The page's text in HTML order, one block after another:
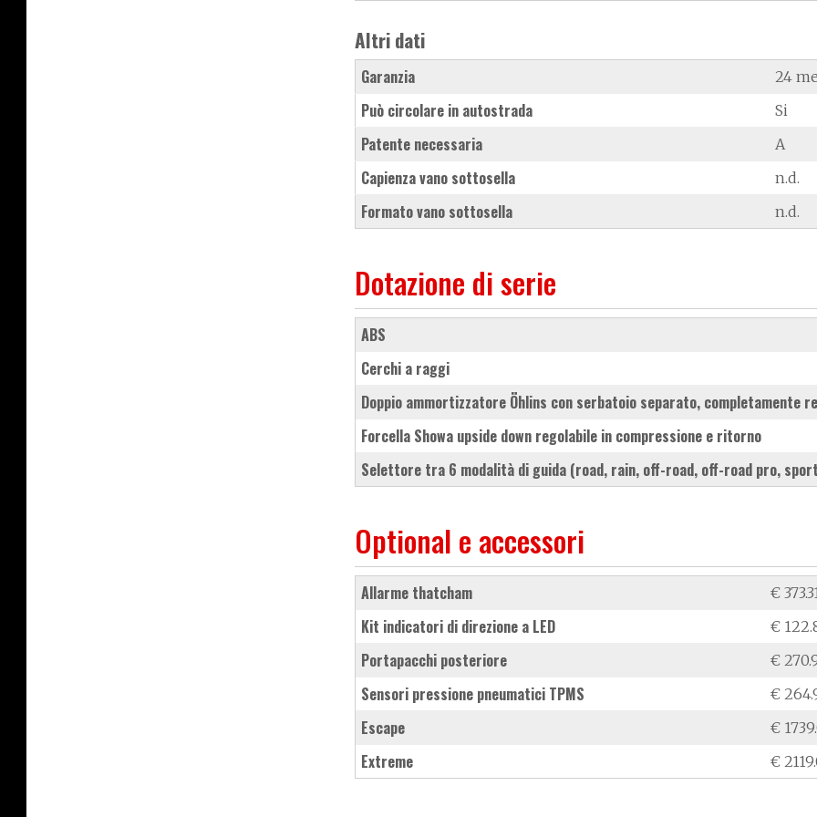
Altri dati
Garanzia 24
Può circolare in autostrada Si
Patente necessaria A
Capienza vano sottosella n.d.
Formato vano sottosella n.d.
Dotazione di serie
ABS
cerchi a raggi
doppio ammortizzatore Öhlins con serbatoio separato, completamente
forcella Showa upside down regolabile in compressione e ritorno
selettore tra 6 modalità di guida (road, rain, off-road, off-road pro,
Optional e accessori
allarme thatcham €
kit indicatori di direzione a LED €
portapacchi posteriore €
sensori pressione pneumatici TPMS €
Escape €
Extreme €